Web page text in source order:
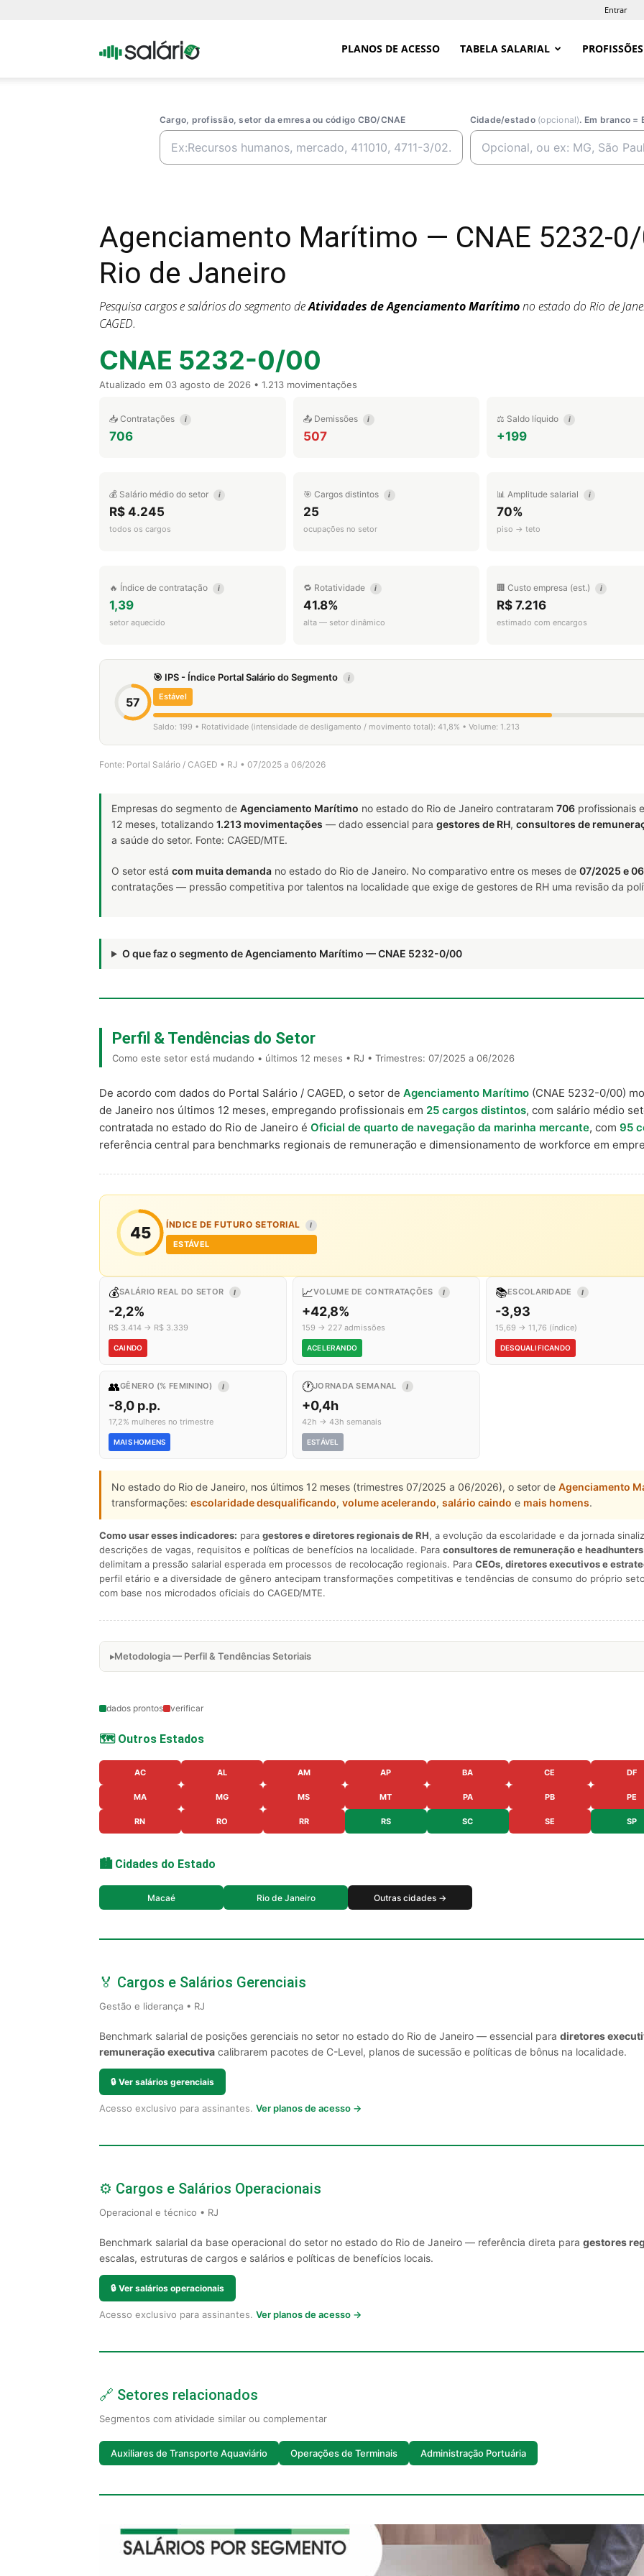
Entrar
Portal PLANOS DE ACESSO TABELA SALARIAL PROFISSÕES
Cargo, profissão, setor da emresa ou código CBO/CNAE Cidade/estado (opcional). Em branco =
Agenciamento Marítimo — CNAE 5232-
Rio de Janeiro
Pesquisa cargos e salários do segmento deAtividades de Agenciamento Marítimono estado do Rio de
CAGED.
CNAE 5232-0/00
Atualizado em 03 agosto de 2026 • 1.213 movimentações
📥 Contratações i
706
📤 Demissões i
507
⚖️ Saldo líquido i
+199
💰 Salário médio do setor i
R$ 4.245
todos os cargos
🎯 Cargos distintos i
25
ocupações no setor
📊 Amplitude salarial i
70%
piso → teto
🔥 Índice de contratação i
1,39
setor aquecido
🔁 Rotatividade i
41.8%
alta — setor dinâmico
🏢 Custo empresa (est.) i
R$ 7.216
estimado com encargos
57
🎯 IPS - Índice Portal Salário do Segmento i
Estável
Saldo: 199 • Rotatividade (intensidade de desligamento / movimento total): 41,8% • Volume: 1.213
Fonte: Portal Salário / CAGED • RJ • 07/2025 a 06/2026
Empresas do segmento de Agenciamento Marítimo no estado do Rio de Janeiro contrataram 706 profissionais
12 meses, totalizando 1.213 movimentações — dado essencial para gestores de RH, consultores de
a saúde do setor. Fonte: CAGED/MTE.
O setor está com muita demanda no estado do Rio de Janeiro. No comparativo entre os meses de 07/2025 e
contratações — pressão competitiva por talentos na localidade que exige de gestores de RH uma revisão da
O que faz o segmento de Agenciamento Marítimo — CNAE 5232-0/00
Perfil & Tendências do Setor
Como este setor está mudando • últimos 12 meses • RJ • Trimestres: 07/2025 a 06/2026
De acordo com dados do Portal Salário / CAGED, o setor de Agenciamento Marítimo (CNAE 5232-0/00)
de Janeiro nos últimos 12 meses, empregando profissionais em 25 cargos distintos, com salário médio
contratada no estado do Rio de Janeiro é Oficial de quarto de navegação da marinha mercante, com 95
referência central para benchmarks regionais de remuneração e dimensionamento de workforce em
45 ÍNDICE DE FUTURO SETORIAL I
ESTÁVEL
💰SALÁRIO REAL DO SETOR I
-2,2%
R$ 3.414 → R$ 3.339
CAINDO
📈VOLUME DE CONTRATAÇÕES I
+42,8%
159 → 227 admissões
ACELERANDO
📚ESCOLARIDADE I
-3,93
15,69 → 11,76 (índice)
DESQUALIFICANDO
👥GÊNERO (% FEMININO) I
-8,0 p.p.
17,2% mulheres no trimestre
MAIS HOMENS
🕐JORNADA SEMANAL I
+0,4h
42h → 43h semanais
ESTÁVEL
No estado do Rio de Janeiro, nos últimos 12 meses (trimestres 07/2025 a 06/2026), o setor de Agenciamento
transformações: escolaridade desqualificando, volume acelerando, salário caindo e mais homens.
Como usar esses indicadores: para gestores e diretores regionais de RH, a evolução da escolaridade e da jornada
descrições de vagas, requisitos e políticas de benefícios na localidade. Para consultores de remuneração e headhunters
delimitam a pressão salarial esperada em processos de recolocação regionais. Para CEOs, diretores executivos e
perfil etário e a diversidade de gênero antecipam transformações competitivas e tendências de consumo do próprio
com base nos microdados oficiais do CAGED/MTE.
Metodologia — Perfil & Tendências Setoriais
dados prontos verificar
🗺️ Outros Estados
AC AL AM AP BA CE DF
MA MG MS MT PA PB PE
RN RO RR RS SC SE SP
🏙️ Cidades do Estado
Macaé Rio de Janeiro Outras cidades →
🏅 Cargos e Salários Gerenciais
Gestão e liderança • RJ
Benchmark salarial de posições gerenciais no setor no estado do Rio de Janeiro — essencial para diretores
remuneração executiva calibrarem pacotes de C-Level, planos de sucessão e políticas de bônus na localidade.
🔒 Ver salários gerenciais
Acesso exclusivo para assinantes. Ver planos de acesso →
⚙️ Cargos e Salários Operacionais
Operacional e técnico • RJ
Benchmark salarial da base operacional do setor no estado do Rio de Janeiro — referência direta para gestores
escalas, estruturas de cargos e salários e políticas de benefícios locais.
🔒 Ver salários operacionais
Acesso exclusivo para assinantes. Ver planos de acesso →
🔗 Setores relacionados
Segmentos com atividade similar ou complementar
Auxiliares de Transporte Aquaviário Operações de Terminais Administração Portuária